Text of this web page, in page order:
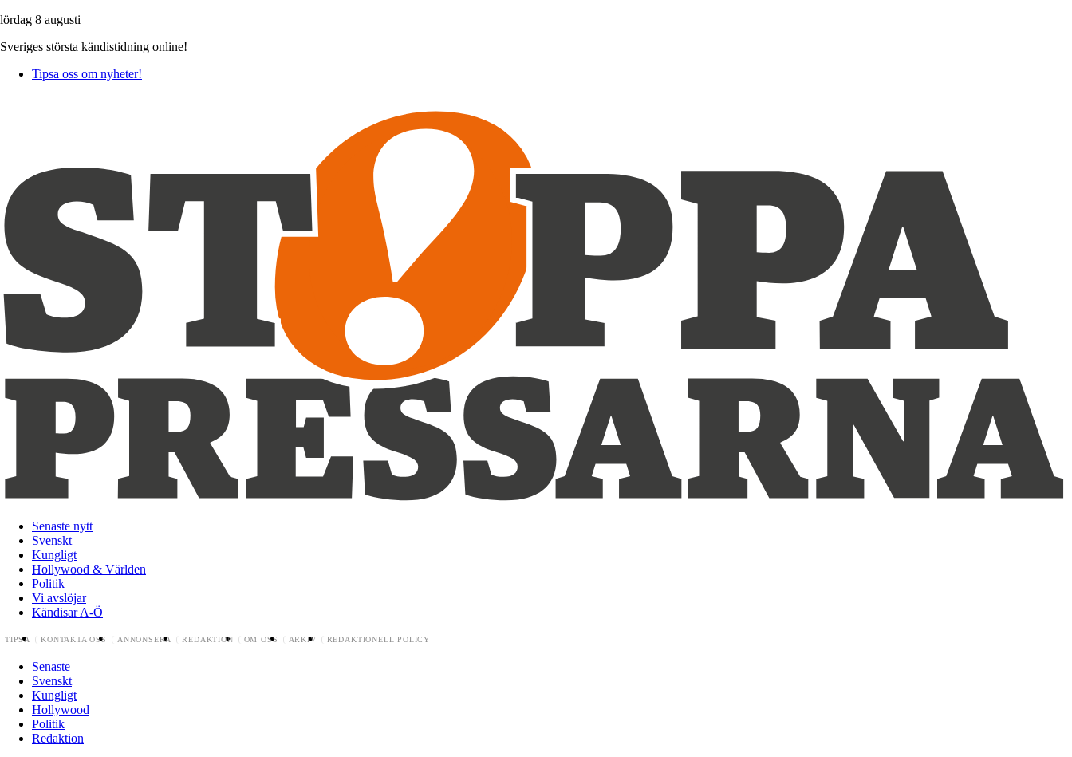
lördag 8 augusti
Sveriges största kändistidning online!
Tipsa oss om nyheter!
Senaste nytt
Svenskt
Kungligt
Hollywood & Världen
Politik
Vi avslöjar
Kändisar A-Ö
TIPSA KONTAKTA OSS ANNONSERA REDAKTION OM OSS ARKIV REDAKTIONELL POLICY
Senaste
Svenskt
Kungligt
Hollywood
Politik
Redaktion